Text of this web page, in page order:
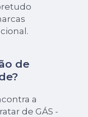
de
a
de GÁS -